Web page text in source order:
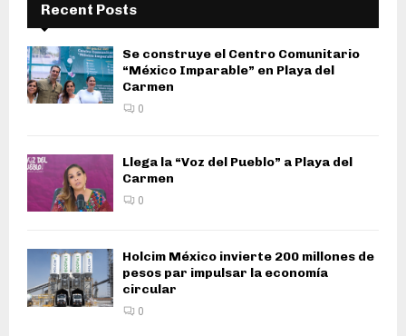
Recent Posts
Se construye el Centro Comunitario
“México Imparable” en Playa del
Carmen
0
Llega la “Voz del Pueblo” a Playa del
Carmen
0
Holcim México invierte 200 millones de
pesos par impulsar la economía
circular
0